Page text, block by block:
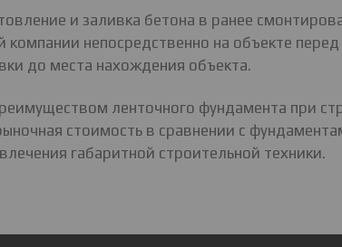
и заливка бетона в ранее
непосредственно на объекте перед
до места нахождения объекта.
ленточного фундамента при
стоимость в сравнении с
габаритной строительной техники.